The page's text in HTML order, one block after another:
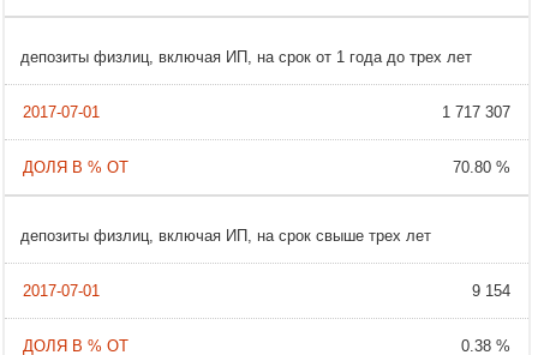
депозиты физлиц, включая ИП, на срок от 1 года до трех лет
1 717 307
70.80 %
депозиты физлиц, включая ИП, на срок свыше трех лет
9 154
0.38 %